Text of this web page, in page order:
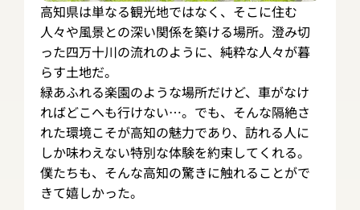
高知県は単なる観光地ではなく、そこに住む
人々や風景との深い関係を築ける場所。澄み切
った四万十川の流れのように、純粋な人々が暮
らす土地だ。
緑あふれる楽園のような場所だけど、車がなけ
ればどこへも行けない…。でも、そんな隔絶さ
れた環境こそが高知の魅力であり、訪れる人に
しか味わえない特別な体験を約束してくれる。
僕たちも、そんな高知の驚きに触れることがで
きて嬉しかった。